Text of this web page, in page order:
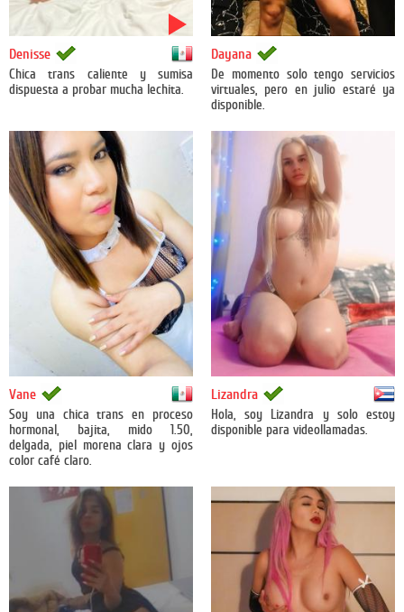
Denisse
Chica trans caliente y sumisa
dispuesta a probar mucha lechita.
Dayana
De momento solo tengo servicios
virtuales, pero en julio estaré ya
disponible.
Vane
Soy una chica trans en proceso
hormonal, bajita, mido 1.50,
delgada, piel morena clara y ojos
color café claro.
Lizandra
Hola, soy Lizandra y solo estoy
disponible para videollamadas.